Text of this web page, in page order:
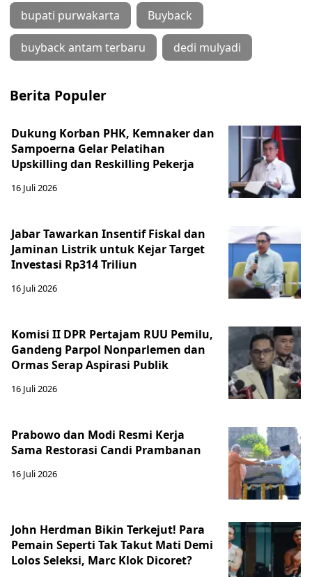
bupati purwakarta Buyback
buyback antam terbaru dedi mulyadi
Berita Populer
Dukung Korban PHK, Kemnaker dan
Sampoerna Gelar Pelatihan
Upskilling dan Reskilling Pekerja
16 Juli 2026
Jabar Tawarkan Insentif Fiskal dan
Jaminan Listrik untuk Kejar Target
Investasi Rp314 Triliun
16 Juli 2026
Komisi II DPR Pertajam RUU Pemilu,
Gandeng Parpol Nonparlemen dan
Ormas Serap Aspirasi Publik
16 Juli 2026
Prabowo dan Modi Resmi Kerja
Sama Restorasi Candi Prambanan
16 Juli 2026
John Herdman Bikin Terkejut! Para
Pemain Seperti Tak Takut Mati Demi
Lolos Seleksi, Marc Klok Dicoret?